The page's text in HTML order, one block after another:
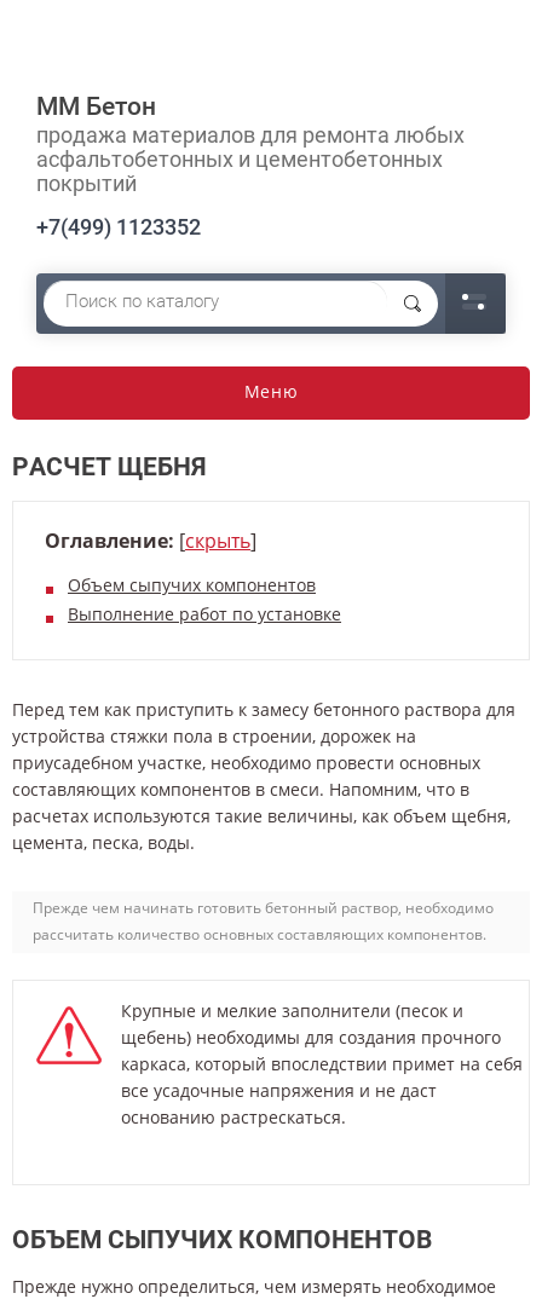
ММ Бетон
продажа материалов для ремонта любых
асфальтобетонных и цементобетонных
покрытий
+7(499) 1123352
Меню
РАСЧЕТ ЩЕБНЯ
Оглавление: [скрыть]
Объем сыпучих компонентов
Выполнение работ по установке
Перед тем как приступить к замесу бетонного раствора для
устройства стяжки пола в строении, дорожек на
приусадебном участке, необходимо провести основных
составляющих компонентов в смеси. Напомним, что в
расчетах используются такие величины, как объем щебня,
цемента, песка, воды.
Прежде чем начинать готовить бетонный раствор, необходимо
рассчитать количество основных составляющих компонентов.
Крупные и мелкие заполнители (песок и
щебень) необходимы для создания прочного
каркаса, который впоследствии примет на себя
все усадочные напряжения и не даст
основанию растрескаться.
ОБЪЕМ СЫПУЧИХ КОМПОНЕНТОВ
Прежде нужно определиться, чем измерять необходимое